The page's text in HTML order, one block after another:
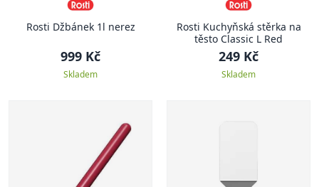
Rosti Džbánek 1l nerez
999 Kč
Skladem
Rosti Kuchyňská stěrka na
těsto Classic L Red
249 Kč
Skladem